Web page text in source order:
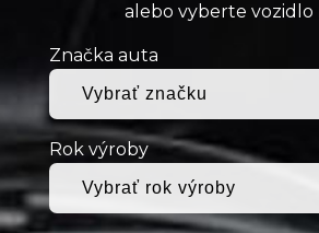
alebo vyberte vozidlo
Značka auta
Rok výroby